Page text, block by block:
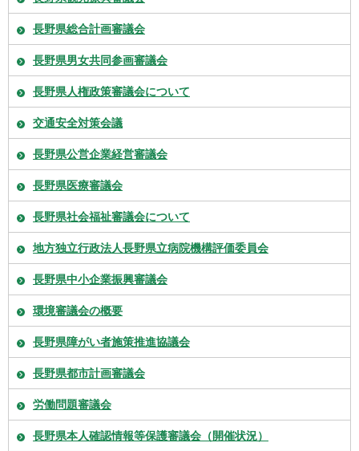
長野県総合計画審議会
長野県男女共同参画審議会
長野県人権政策審議会について
交通安全対策会議
長野県公営企業経営審議会
長野県医療審議会
長野県社会福祉審議会について
地方独立行政法人長野県立病院機構評価委員会
長野県中小企業振興審議会
環境審議会の概要
長野県障がい者施策推進協議会
長野県都市計画審議会
労働問題審議会
長野県本人確認情報等保護審議会（開催状況）